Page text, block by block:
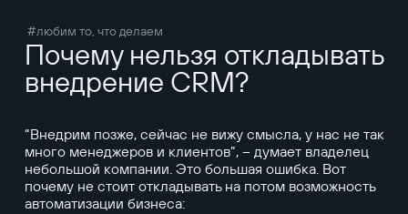
#любим то, что делаем
Почему нельзя откладывать
внедрение CRM?
“Внедрим позже, сейчас не вижу смысла, у нас не так
много менеджеров и клиентов”, – думает владелец
небольшой компании. Это большая ошибка. Вот
почему не стоит откладывать на потом возможность
автоматизации бизнеса: